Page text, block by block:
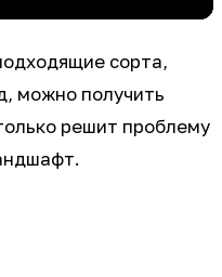
сорта,
можно получить
решит проблему